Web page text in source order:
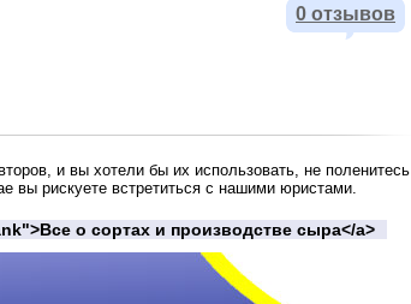
0 отзывов
и вы хотели бы их использовать, не поленитесь
вы рискуете встретиться с нашими юристами.
о сортах и производстве сыра</a>